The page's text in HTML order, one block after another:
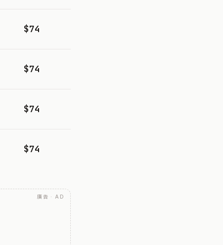
$74
$74
$74
$74
廣告 · AD